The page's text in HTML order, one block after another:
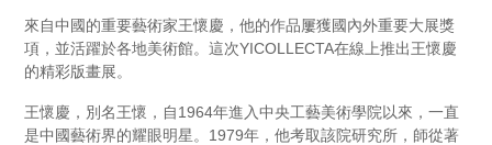
來自中國的重要藝術家王懷慶，他的作品屢獲國內外重要大展獎
項，並活躍於各地美術館。這次YICOLLECTA在線上推出王懷慶
的精彩版畫展。
王懷慶，別名王懷，自1964年進入中央工藝美術學院以來，一直
是中國藝術界的耀眼明星。1979年，他考取該院研究所，師從著